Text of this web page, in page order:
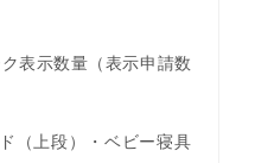
示数量（表示申請数
段）・ベビー寝具